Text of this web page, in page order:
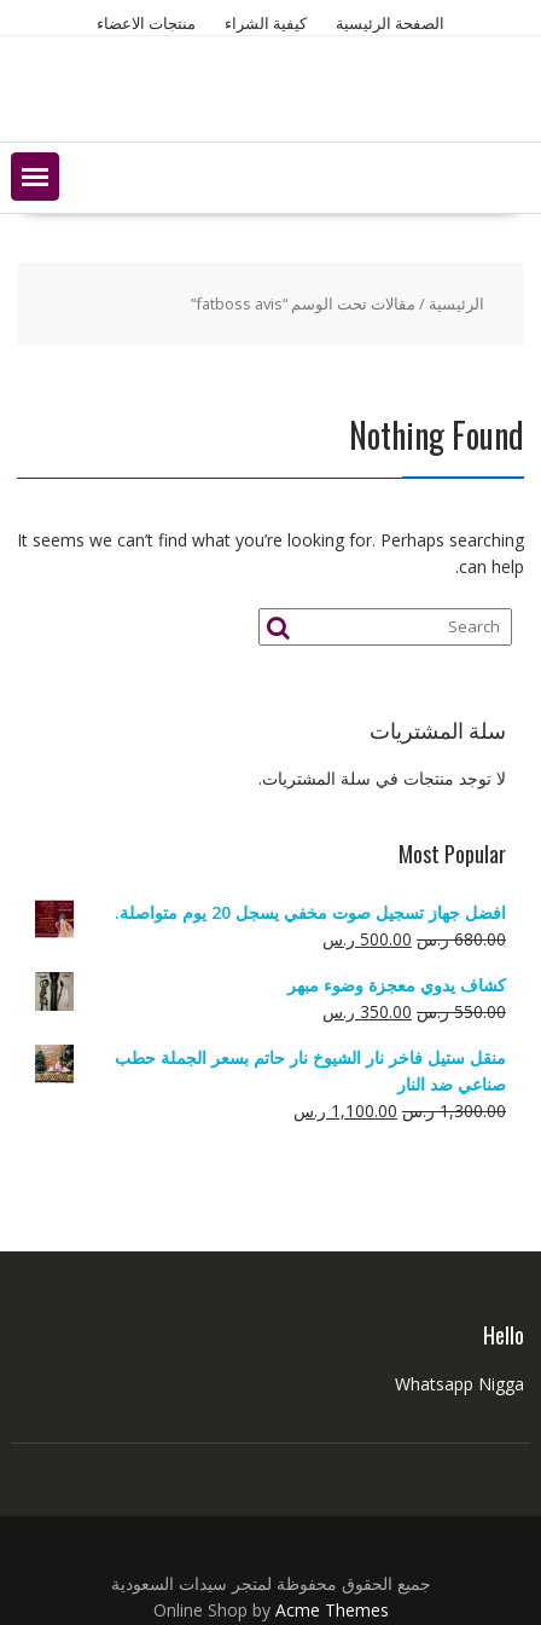
الصفحة الرئيسية كيفية الشراء منتجات الاعضاء
الرئيسية / مقالات تحت الوسم “fatboss avis”
Nothing Found
It seems we can’t find what you’re looking for. Perhaps searching
can help.
سلة المشتريات
لا توجد منتجات في سلة المشتريات.
Most Popular
افضل جهاز تسجيل صوت مخفي يسجل 20 يوم متواصلة.
680.00 ر.س السعر
هو:
680.00 ر.س.
500.00 ر.سالسعر
هو:
500.00 ر.س.
كشاف يدوي معجزة وضوء مبهر
550.00 ر.س السعر
هو:
550.00 ر.س.
350.00 ر.سالسعر
هو:
منقل ستيل فاخر نار الشيوخ نار حاتم بسعر الجملة حطب
صناعي ضد النار
1,300.00 ر.س السعر
1,100.00 ر.سالسعر
Hello
Whatsapp Nigga
جميع الحقوق محفوظة لمتجر سيدات السعودية
Online Shop by Acme Themes